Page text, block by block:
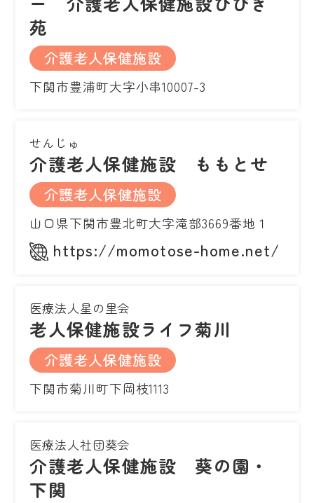
苑
介護老人保健施設
下関市豊浦町大字小串10007-3
せんじゅ
介護老人保健施設 ももとせ
介護老人保健施設
山口県下関市豊北町大字滝部3669番地１
https://momotose-home.net/
医療法人星の里会
老人保健施設ライフ菊川
介護老人保健施設
下関市菊川町下岡枝1113
医療法人社団葵会
介護老人保健施設 葵の園・
下関